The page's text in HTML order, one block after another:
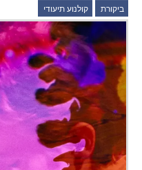
ביקורת קולנוע תיעודי